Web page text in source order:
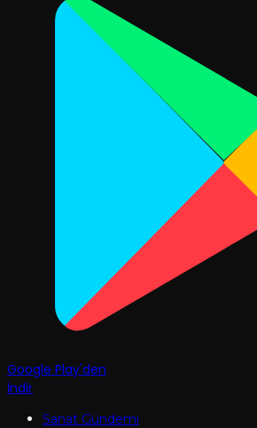
Google Play'den
İndir
Sanat Gündemi